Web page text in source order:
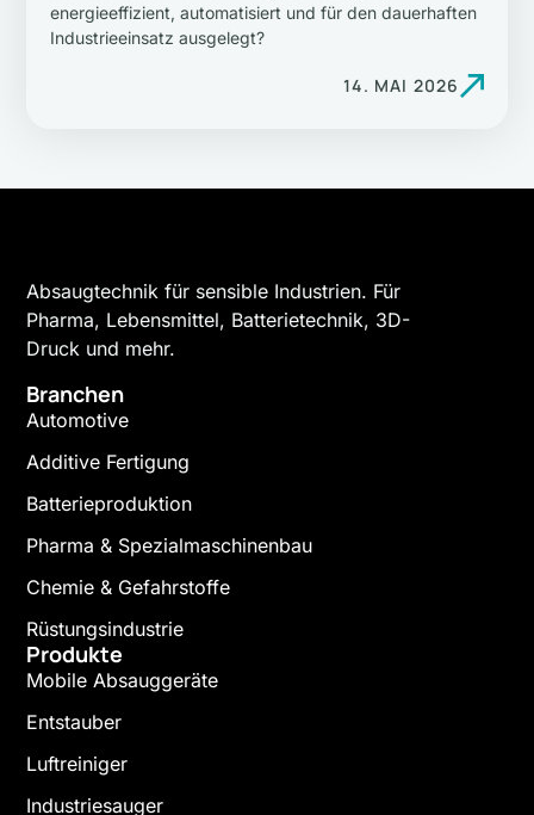
energieeffizient, automatisiert und für den dauerhaften
Industrieeinsatz ausgelegt?
14. MAI 2026
Absaugtechnik für sensible Industrien. Für
Pharma, Lebensmittel, Batterietechnik, 3D-
Druck und mehr.
Branchen
Automotive
Additive Fertigung
Batterieproduktion
Pharma & Spezialmaschinenbau
Chemie & Gefahrstoffe
Rüstungsindustrie
Produkte
Mobile Absauggeräte
Entstauber
Luftreiniger
Industriesauger